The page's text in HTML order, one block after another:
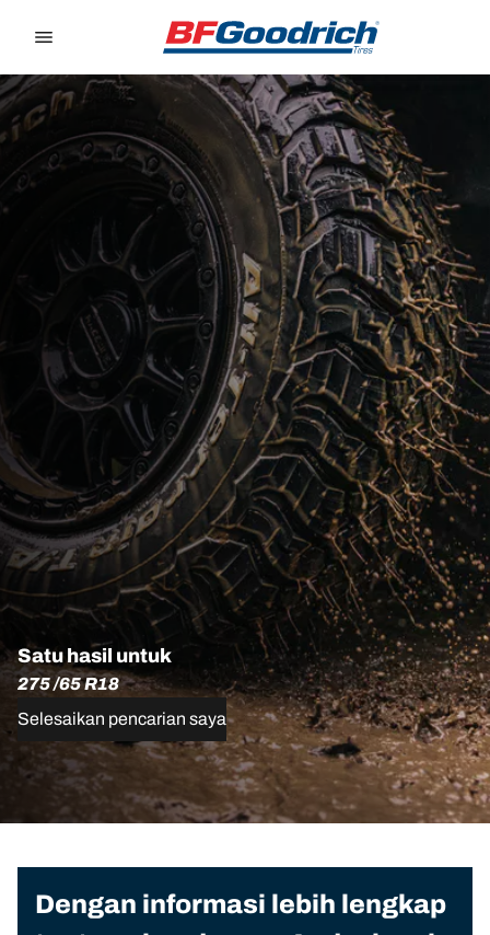
Satu hasil untuk
275 /65 R18
Selesaikan pencarian saya
Dengan informasi lebih lengkap